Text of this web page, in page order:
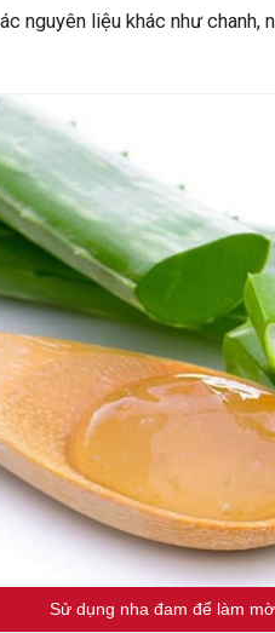
nguyên liệu khác như
Sử dụng nha đam để làm